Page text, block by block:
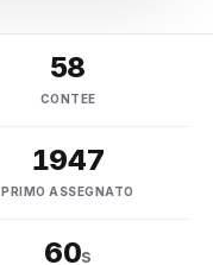
58
CONTEE
1947
PRIMO ASSEGNATO
60s